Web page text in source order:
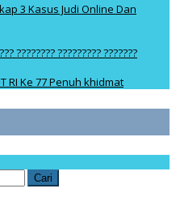
3 Kasus Judi Online Dan
???????? ????????? ???????
RI Ke 77 Penuh khidmat